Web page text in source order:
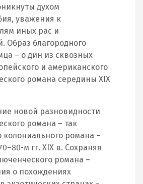
духом
уважения к
иных рас и
Образ благородного
– о дин из сквозных
и американского
романа середины XIX
новой разновидности
романа – так
колониального романа –
гг. XIX в. Сохраняя
романа –
о похождениях